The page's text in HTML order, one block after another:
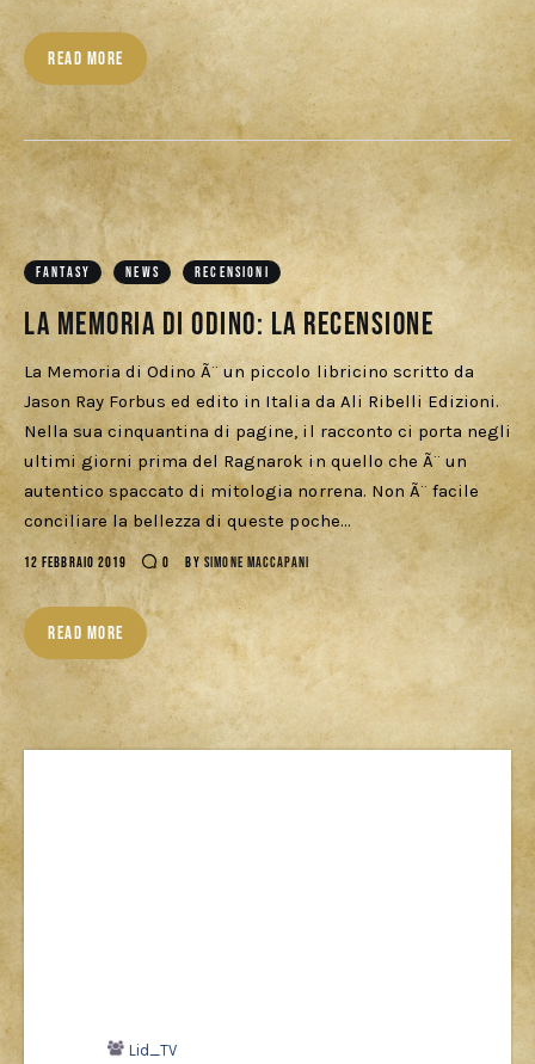
READ MORE
FANTASY NEWS RECENSIONI
La Memoria di Odino: La Recensione
La Memoria di Odino Ã¨ un piccolo libricino scritto da
Jason Ray Forbus ed edito in Italia da Ali Ribelli Edizioni.
Nella sua cinquantina di pagine, il racconto ci porta negli
ultimi giorni prima del Ragnarok in quello che Ã¨ un
autentico spaccato di mitologia norrena. Non Ã¨ facile
conciliare la bellezza di queste poche…
12 FEBBRAIO 2019 0 BY SIMONE MACCAPANI
READ MORE
Lid_TV